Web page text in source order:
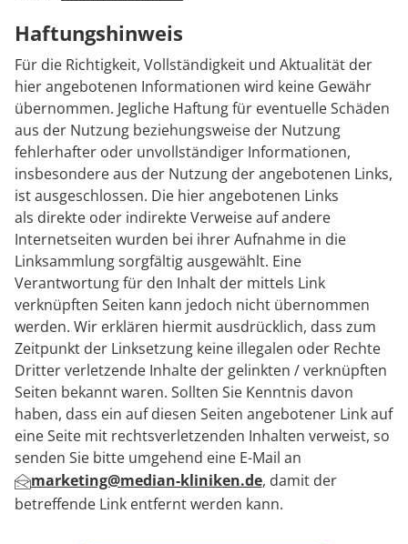
Haftungshinweis
Für die Richtigkeit, Vollständigkeit und Aktualität der
hier angebotenen Informationen wird keine Gewähr
übernommen. Jegliche Haftung für eventuelle Schäden
aus der Nutzung beziehungsweise der Nutzung
fehlerhafter oder unvollständiger Informationen,
insbesondere aus der Nutzung der angebotenen Links,
ist ausgeschlossen. Die hier angebotenen Links
als direkte oder indirekte Verweise auf andere
Internetseiten wurden bei ihrer Aufnahme in die
Linksammlung sorgfältig ausgewählt. Eine
Verantwortung für den Inhalt der mittels Link
verknüpften Seiten kann jedoch nicht übernommen
werden. Wir erklären hiermit ausdrücklich, dass zum
Zeitpunkt der Linksetzung keine illegalen oder Rechte
Dritter verletzende Inhalte der gelinkten / verknüpften
Seiten bekannt waren. Sollten Sie Kenntnis davon
haben, dass ein auf diesen Seiten angebotener Link auf
eine Seite mit rechtsverletzenden Inhalten verweist, so
senden Sie bitte umgehend eine E-Mail an
marketing@median-kliniken.de, damit der
betreffende Link entfernt werden kann.